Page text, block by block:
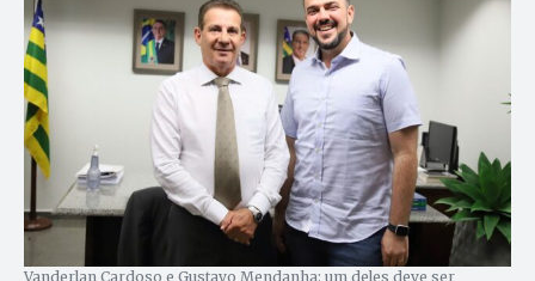
Vanderlan Cardoso e Gustavo Mendanha: um deles deve ser